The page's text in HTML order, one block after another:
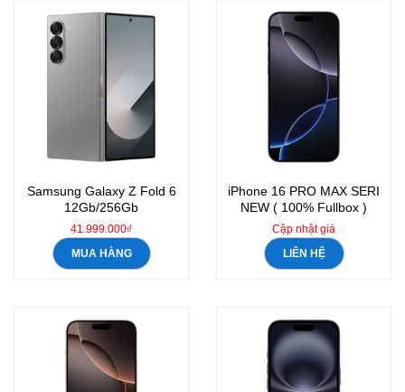
Samsung Galaxy Z Fold 6
12Gb/256Gb
41.999.000₫
MUA HÀNG
iPhone 16 PRO MAX SERI
NEW ( 100% Fullbox )
Cập nhật giá
LIÊN HỆ